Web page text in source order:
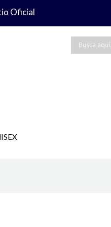
Oficial